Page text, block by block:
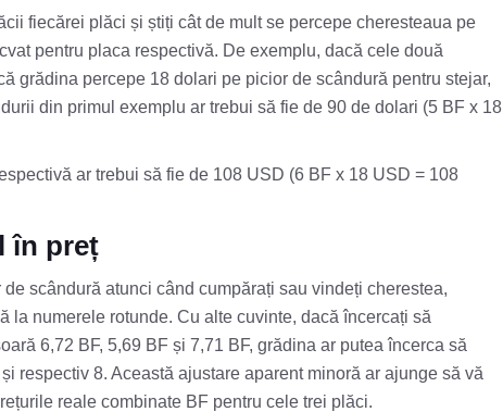
fiecărei plăci și știți cât de mult se percepe cheresteaua pe
pentru placa respectivă. De exemplu, dacă cele două
grădina percepe 18 dolari pe picior de scândură pentru stejar,
din primul exemplu ar trebui să fie de 90 de dolari (5 BF x 18
ar trebui să fie de 108 USD (6 BF x 18 USD = 108
în preț
scândură atunci când cumpărați sau vindeți cherestea,
la numerele rotunde. Cu alte cuvinte, dacă încercați să
6,72 BF, 5,69 BF și 7,71 BF, grădina ar putea încerca să
respectiv 8. Această ajustare aparent minoră ar ajunge să vă
reale combinate BF pentru cele trei plăci.